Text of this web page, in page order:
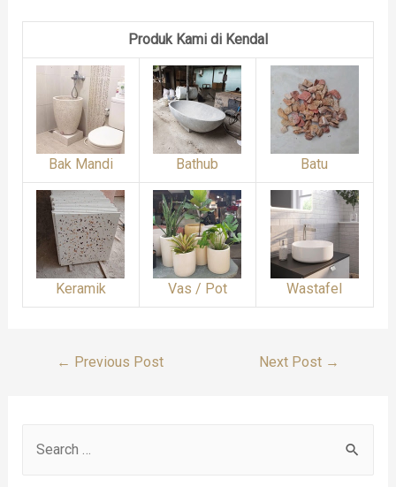
Produk Kami di Kendal
Bak Mandi Bathub Batu
Keramik Vas / Pot Wastafel
Post
← Previous Post Next Post →